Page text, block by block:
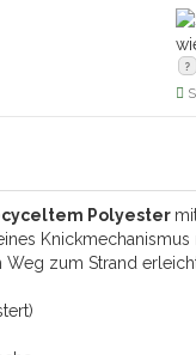
?
Polyester
zum Strand